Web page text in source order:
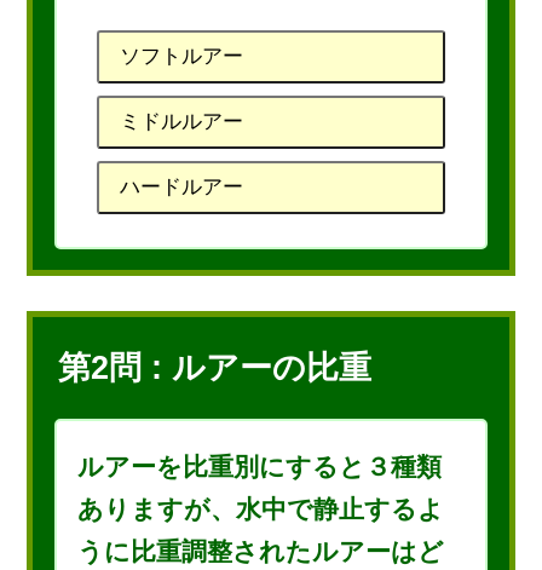
ソフトルアー
ミドルルアー
ハードルアー
第2問 : ルアーの比重
ルアーを比重別にすると３種類
ありますが、水中で静止するよ
うに比重調整されたルアーはど